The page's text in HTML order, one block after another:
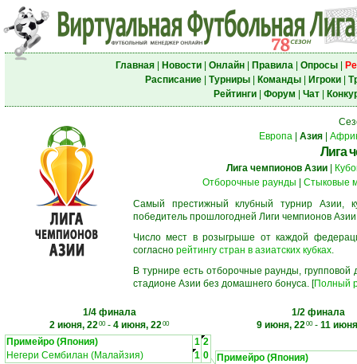
Главная| Новости| Онлайн| Правила| Опросы|
Расписание| Турниры| Команды| Игроки|
Рейтинги| Форум Чат|
Европа
Азия
Лига
Лига чемпионов Азии
Отборочные раунды
Стыковые
Самый престижный клубный турнир Азии,
победитель прошлогодней Лиги чемпионов
Число мест в розыгрыше от каждой
согласно рейтингу стран в азиатских кубках.
В турнире есть отборочные раунды,
стадионе Азии без домашнего бонуса. [Полный
1/4 финала
2 июня, 2200- 4 июня, 2200
1/2 финала
9 июня, 2200- 11
Примейро (Япония)
1 2
Негери Сембилан (Малайзия)
1 0
Примейро (Япония)